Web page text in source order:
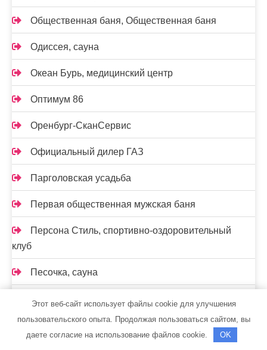
Общественная баня, Общественная баня
Одиссея, сауна
Океан Бурь, медицинский центр
Оптимум 86
Оренбург-СканСервис
Официальный дилер ГАЗ
Парголовская усадьба
Первая общественная мужская баня
Персона Стиль, спортивно-оздоровительный
клуб
Песочка, сауна
Песочка, сауна
Пирс, автомойка
Этот веб-сайт использует файлы cookie для улучшения
пользовательского опыта. Продолжая пользоваться сайтом, вы
даете согласие на использование файлов cookie.
OK